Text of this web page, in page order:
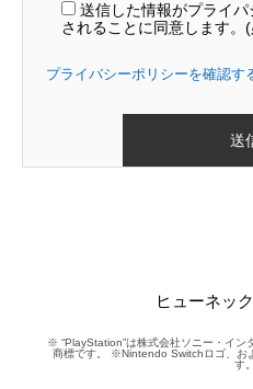
送信した情報がプライ
されることに同意します。
プライバシーポリシーを確認す
ヒューネッ
※ “PlayStation”は株式会社ソニー・イン
商標です。 ※Nintendo Switchロゴ、お
す。